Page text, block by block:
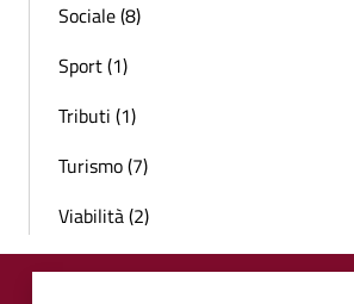
Sociale (8)
Sport (1)
Tributi (1)
Turismo (7)
Viabilità (2)